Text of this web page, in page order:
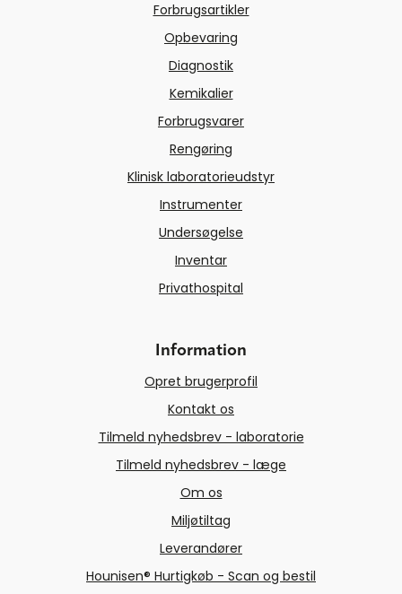
Forbrugsartikler
Opbevaring
Diagnostik
Kemikalier
Forbrugsvarer
Rengøring
Klinisk laboratorieudstyr
Instrumenter
Undersøgelse
Inventar
Privathospital
Information
Opret brugerprofil
Kontakt os
Tilmeld nyhedsbrev - laboratorie
Tilmeld nyhedsbrev - læge
Om os
Miljøtiltag
Leverandører
Hounisen® Hurtigkøb - Scan og bestil